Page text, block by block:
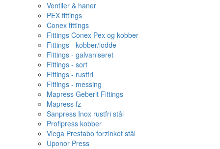
Ventiler & haner
PEX fittings
Conex fittings
Fittings Conex Pex og kobber
Fittings - kobber/lodde
Fittings - galvaniseret
Fittings - sort
Fittings - rustfri
Fittings - messing
Mapress Geberit Fittings
Mapress fz
Sanpress Inox rustfri stål
Profipress kobber
Viega Prestabo forzinket stål
Uponor Press